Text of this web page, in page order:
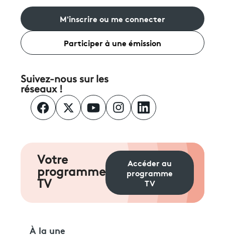
M'inscrire ou me connecter
Participer à une émission
Suivez-nous sur les
réseaux !
Votre
programme
TV
Accéder au
programme
TV
À la une